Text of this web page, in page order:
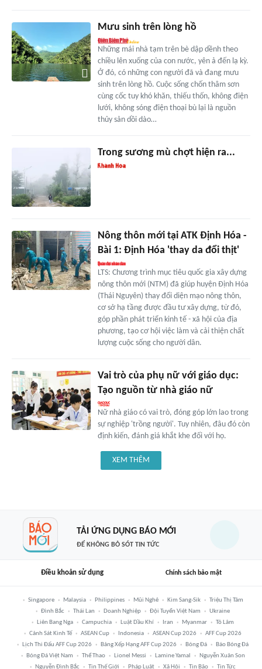
Mưu sinh trên lòng hồ
Những mái nhà tạm trên bè dập dềnh theo
chiều lên xuống của con nước, yên ả đến lạ kỳ.
Ở đó, có những con người đã và đang mưu
sinh trên lòng hồ. Cuộc sống chốn thâm sơn
cùng cốc tuy khó khăn, thiếu thốn, không điện
lưới, không sóng điện thoại bù lại là nguồn
thủy sản dồi dào…
Trong sương mù chợt hiện ra...
Nông thôn mới tại ATK Định Hóa -
Bài 1: Định Hóa 'thay da đổi thịt'
LTS: Chương trình mục tiêu quốc gia xây dựng
nông thôn mới (NTM) đã giúp huyện Định Hóa
(Thái Nguyên) thay đổi diện mạo nông thôn,
cơ sở hạ tầng được đầu tư xây dựng, từ đó,
góp phần phát triển kinh tế - xã hội của địa
phương, tạo cơ hội việc làm và cải thiện chất
lượng cuộc sống cho người dân.
Vai trò của phụ nữ với giáo dục:
Tạo nguồn từ nhà giáo nữ
Nữ nhà giáo có vai trò, đóng góp lớn lao trong
sự nghiệp 'trồng người'. Tuy nhiên, đâu đó còn
định kiến, đánh giá khắt khe đối với họ.
XEM THÊM
TẢI ỨNG DỤNG BÁO MỚI
ĐỂ KHÔNG BỎ SÓT TIN TỨC
Điều khoản sử dụng Chính sách bảo mật
Singapore Malaysia Philippines Mũi Nghê Kim Sang-Sik
Triệu Thị Tâm
Đình Bắc
Thái Lan Doanh Nghiệp Đội Tuyển Việt Nam
Ukraine
Liên Bang Nga
Campuchia Luật Dầu Khí Iran Myanmar
Tô Lâm
Cảnh Sát Kinh Tế
ASEAN Cup Indonesia ASEAN Cup 2026
AFF Cup 2026
Lịch Thi Đấu AFF Cup 2026
Bảng Xếp Hạng AFF Cup 2026 Bóng Đá
Báo Bóng Đá
Bóng Đá Việt Nam
Thể Thao Lionel Messi Lamine Yamal
Nguyễn Xuân Son
Nguyễn Đình Bắc
Tin Thế Giới Pháp Luật Xã Hội Tin Bão Tin Tức